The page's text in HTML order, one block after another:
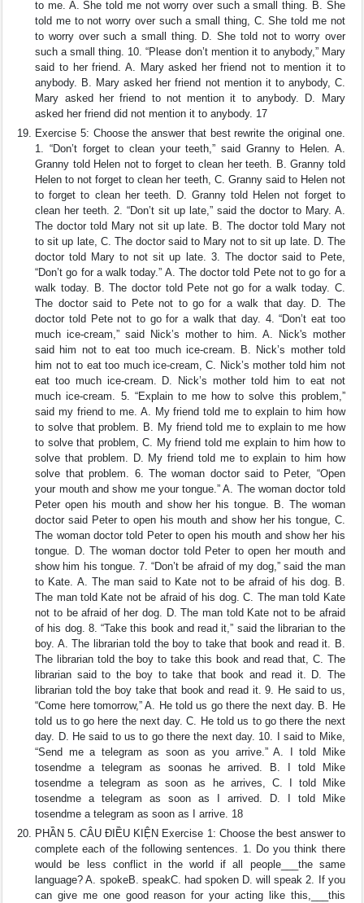
to me. A. She told me not worry over such a small thing. B. She
told me to not worry over such a small thing, C. She told me not
to worry over such a small thing. D. She told not to worry over
such a small thing. 10. “Please don’t mention it to anybody,” Mary
said to her friend. A. Mary asked her friend not to mention it to
anybody. B. Mary asked her friend not mention it to anybody, C.
Mary asked her friend to not mention it to anybody. D. Mary
asked her friend did not mention it to anybody. 17
Exercise 5: Choose the answer that best rewrite the original one.
1. “Don’t forget to clean your teeth,” said Granny to Helen. A.
Granny told Helen not to forget to clean her teeth. B. Granny told
Helen to not forget to clean her teeth, C. Granny said to Helen not
to forget to clean her teeth. D. Granny told Helen not forget to
clean her teeth. 2. “Don’t sit up late,” said the doctor to Mary. A.
The doctor told Mary not sit up late. B. The doctor told Mary not
to sit up late, C. The doctor said to Mary not to sit up late. D. The
doctor told Mary to not sit up late. 3. The doctor said to Pete,
“Don’t go for a walk today.” A. The doctor told Pete not to go for a
walk today. B. The doctor told Pete not go for a walk today. C.
The doctor said to Pete not to go for a walk that day. D. The
doctor told Pete not to go for a walk that day. 4. “Don’t eat too
much ice-cream,” said Nick’s mother to him. A. Nick's mother
said him not to eat too much ice-cream. B. Nick’s mother told
him not to eat too much ice-cream, C. Nick’s mother told him not
eat too much ice-cream. D. Nick’s mother told him to eat not
much ice-cream. 5. “Explain to me how to solve this problem,”
said my friend to me. A. My friend told me to explain to him how
to solve that problem. B. My friend told me to explain to me how
to solve that problem, C. My friend told me explain to him how to
solve that problem. D. My friend told me to explain to him how
solve that problem. 6. The woman doctor said to Peter, “Open
your mouth and show me your tongue.” A. The woman doctor told
Peter open his mouth and show her his tongue. B. The woman
doctor said Peter to open his mouth and show her his tongue, C.
The woman doctor told Peter to open his mouth and show her his
tongue. D. The woman doctor told Peter to open her mouth and
show him his tongue. 7. “Don’t be afraid of my dog,” said the man
to Kate. A. The man said to Kate not to be afraid of his dog. B.
The man told Kate not be afraid of his dog. C. The man told Kate
not to be afraid of her dog. D. The man told Kate not to be afraid
of his dog. 8. “Take this book and read it,” said the librarian to the
boy. A. The librarian told the boy to take that book and read it. B.
The librarian told the boy to take this book and read that, C. The
librarian said to the boy to take that book and read it. D. The
librarian told the boy take that book and read it. 9. He said to us,
“Come here tomorrow,” A. He told us go there the next day. B. He
told us to go here the next day. C. He told us to go there the next
day. D. He said to us to go there the next day. 10. I said to Mike,
“Send me a telegram as soon as you arrive.” A. I told Mike
tosendme a telegram as soonas he arrived. B. I told Mike
tosendme a telegram as soon as he arrives, C. I told Mike
tosendme a telegram as soon as I arrived. D. I told Mike
tosendme a telegram as soon as I arrive. 18
PHẦN 5. CÂU ĐIỀU KIỆN Exercise 1: Choose the best answer to
complete each of the following sentences. 1. Do you think there
would be less conflict in the world if all people___the same
language? A. spokeB. speakC. had spoken D. will speak 2. If you
can give me one good reason for your acting like this,___this